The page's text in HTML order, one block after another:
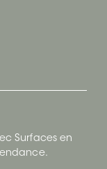
Surfaces en